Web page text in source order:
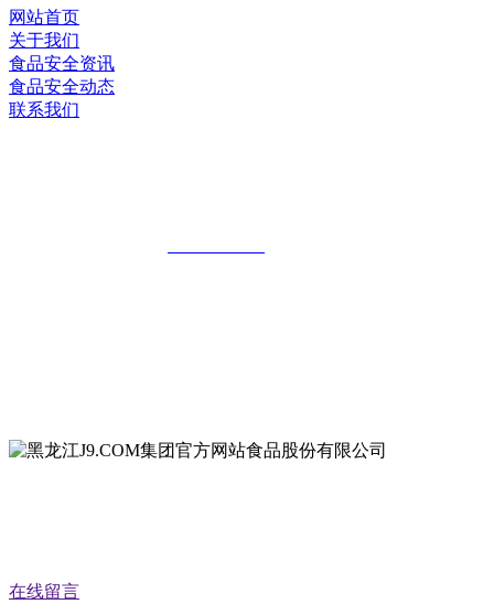
网站首页
关于我们
食品安全资讯
食品安全动态
联系我们
在线留言